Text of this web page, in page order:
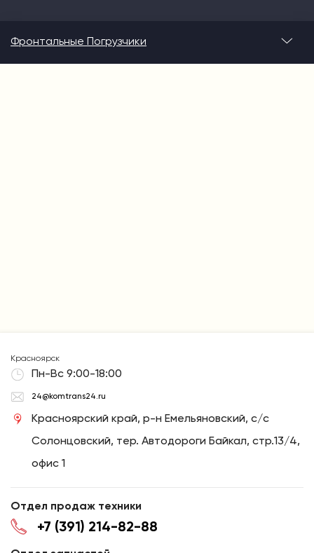
Фронтальные Погрузчики
Красноярск
Пн-Вс 9:00-18:00
24@komtrans24.ru
Красноярский край, р-н Емельяновский, с/с
Солонцовский, тер. Автодороги Байкал, стр.13/4,
офис 1
Отдел продаж техники
+7 (391) 214-82-88